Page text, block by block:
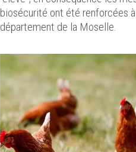
biosécurité ont été renforcées
département de la Moselle.